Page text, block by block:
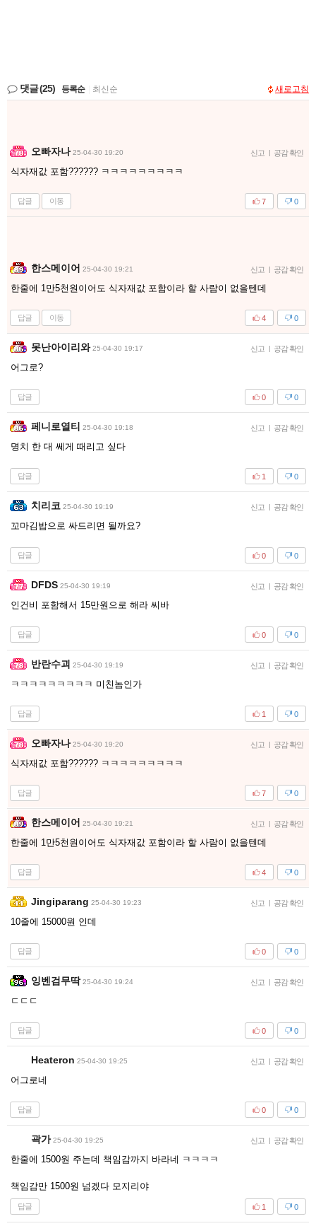
댓글(25) 등록순 최신순 새로고침
오빠자나 25-04-30 19:20 신고 공감 확인
식자재값 포함?????? ㅋㅋㅋㅋㅋㅋㅋㅋㅋ
답글 이동 0
7
한스메이어 25-04-30 19:21 신고 공감 확인
한줄에 1만5천원이어도 식자재값 포함이라 할 사람이 없을텐데
답글 이동 0
4
못난아이리와 25-04-30 19:17 신고 공감 확인
어그로?
답글 0
0
페니로열티 25-04-30 19:18 신고 공감 확인
명치 한 대 쎄게 때리고 싶다
답글 0
1
치리코 25-04-30 19:19 신고 공감 확인
꼬마김밥으로 싸드리면 될까요?
답글 0
0
DFDS 25-04-30 19:19 신고 공감 확인
인건비 포함해서 15만원으로 해라 씨바
답글 0
0
반란수괴 25-04-30 19:19 신고 공감 확인
ㅋㅋㅋㅋㅋㅋㅋㅋㅋ 미친놈인가
답글 0
1
오빠자나 25-04-30 19:20 신고 공감 확인
식자재값 포함?????? ㅋㅋㅋㅋㅋㅋㅋㅋㅋ
답글 0
7
한스메이어 25-04-30 19:21 신고 공감 확인
한줄에 1만5천원이어도 식자재값 포함이라 할 사람이 없을텐데
답글 0
4
Jingiparang 25-04-30 19:23 신고 공감 확인
10줄에 15000원 인데
답글 0
0
잉벤검무딱 25-04-30 19:24 신고 공감 확인
ㄷㄷㄷ
답글 0
0
Heateron 25-04-30 19:25 신고 공감 확인
어그로네
답글 0
0
곽가 25-04-30 19:25 신고 공감 확인
한줄에 1500원 주는데 책임감까지 바라네 ㅋㅋㅋㅋ
책임감만 1500원 넘겠다 모지리야
답글 0
1